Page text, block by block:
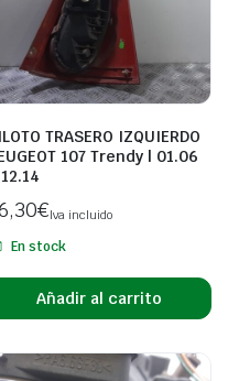
TRASERO IZQUIERDO
107 Trendy | 01.06
€Iva incluido
En stock
Añadir al carrito